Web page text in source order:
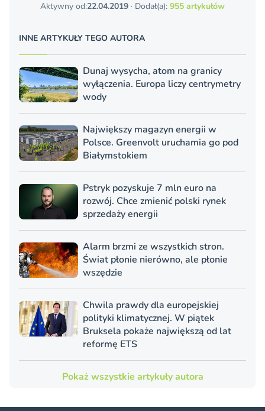
Aktywny od:22.04.2019 · Dodał(a): 955 artykułów
INNE ARTYKUŁY TEGO AUTORA
Dunaj wysycha, atom na granicy
wyłączenia. Europa liczy centrymetry
wody
Największy magazyn energii w
Polsce. Greenvolt uruchamia go pod
Białymstokiem
Pstryk pozyskuje 7 mln euro na
rozwój. Chce zmienić polski rynek
sprzedaży energii
Alarm brzmi ze wszystkich stron.
Świat płonie nierówno, ale płonie
wszędzie
Chwila prawdy dla europejskiej
polityki klimatycznej. W piątek
Bruksela pokaże największą od lat
reformę ETS
Pokaż wszystkie artykuły autora